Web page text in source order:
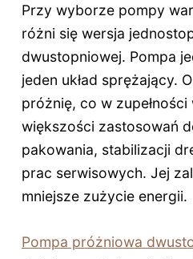
Przy wyborze pompy
różni się wersja
dwustopniowej. Pompa
jeden układ sprężający.
próżnię, co w
większości zastosowań
pakowania, stabilizacji
prac serwisowych. Jej
mniejsze zużycie energii.
Pompa próżniowa